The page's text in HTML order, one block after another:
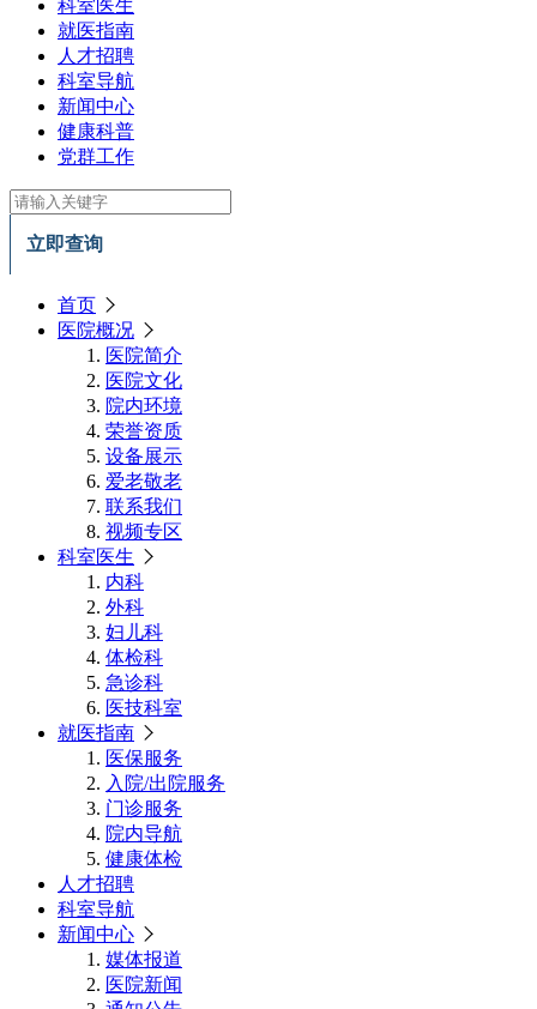
科室医生
就医指南
人才招聘
科室导航
新闻中心
健康科普
党群工作
立即查询
首页
医院概况
医院简介
医院文化
院内环境
荣誉资质
设备展示
爱老敬老
联系我们
视频专区
科室医生
内科
外科
妇儿科
体检科
急诊科
医技科室
就医指南
医保服务
入院/出院服务
门诊服务
院内导航
健康体检
人才招聘
科室导航
新闻中心
媒体报道
医院新闻